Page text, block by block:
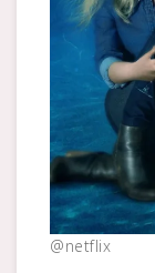
@netflix